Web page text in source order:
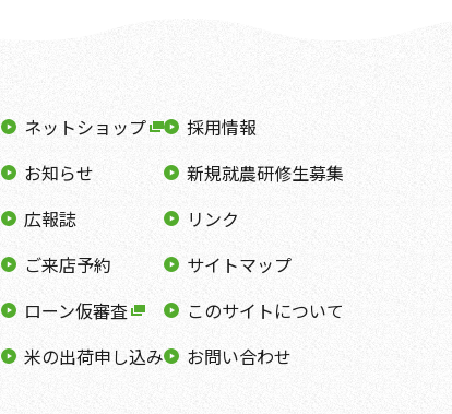
ネットショップ
お知らせ
広報誌
ご来店予約
ローン仮審査
米の出荷申し込み
採用情報
新規就農研修生募集
リンク
サイトマップ
このサイトについて
お問い合わせ